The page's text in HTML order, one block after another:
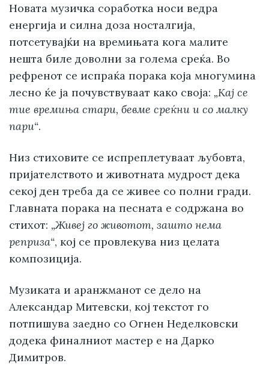
Новата музичка соработка носи ведра
енергија и силна доза носталгија,
потсетувајќи на времињата кога малите
нешта биле доволни за голема среќа. Во
рефренот се испраќа порака која многумина
лесно ќе ја почувствуваат како своја: „Кај се
тие времиња стари, бевме среќни и со малку
пари“.
Низ стиховите се испреплетуваат љубовта,
пријателството и животната мудрост дека
секој ден треба да се живее со полни гради.
Главната порака на песната е содржана во
стихот: „Живеј го животот, зашто нема
реприза“, кој се провлекува низ целата
композиција.
Музиката и аранжманот се дело на
Александар Митевски, кој текстот го
потпишува заедно со Огнен Неделковски
додека финалниот мастер е на Дарко
Димитров.